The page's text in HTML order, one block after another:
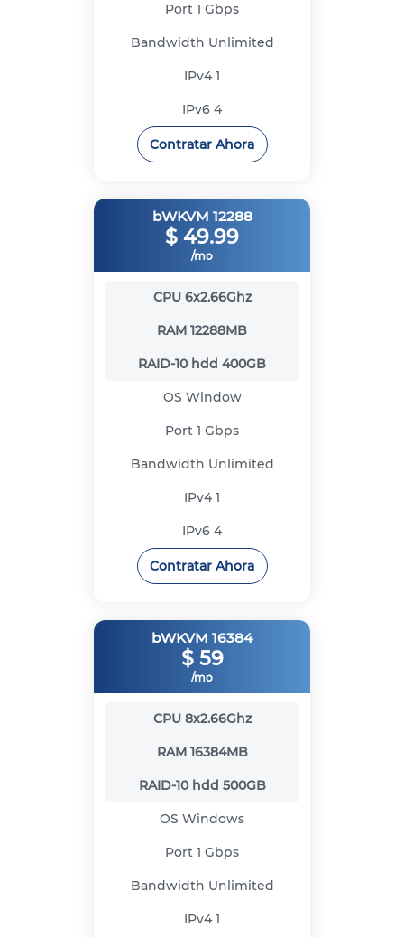
Port 1 Gbps
Bandwidth Unlimited
IPv41
IPv6 4
Contratar Ahora
bWKVM 12288
$ 49.99
/mo
CPU 6x2.66Ghz
RAM 12288MB
RAID-10 hdd 400GB
OS Window
Port 1 Gbps
Bandwidth Unlimited
IPv41
IPv6 4
Contratar Ahora
bWKVM 16384
$ 59
/mo
CPU 8x2.66Ghz
RAM 16384MB
RAID-10 hdd 500GB
OS Windows
Port 1 Gbps
Bandwidth Unlimited
IPv41